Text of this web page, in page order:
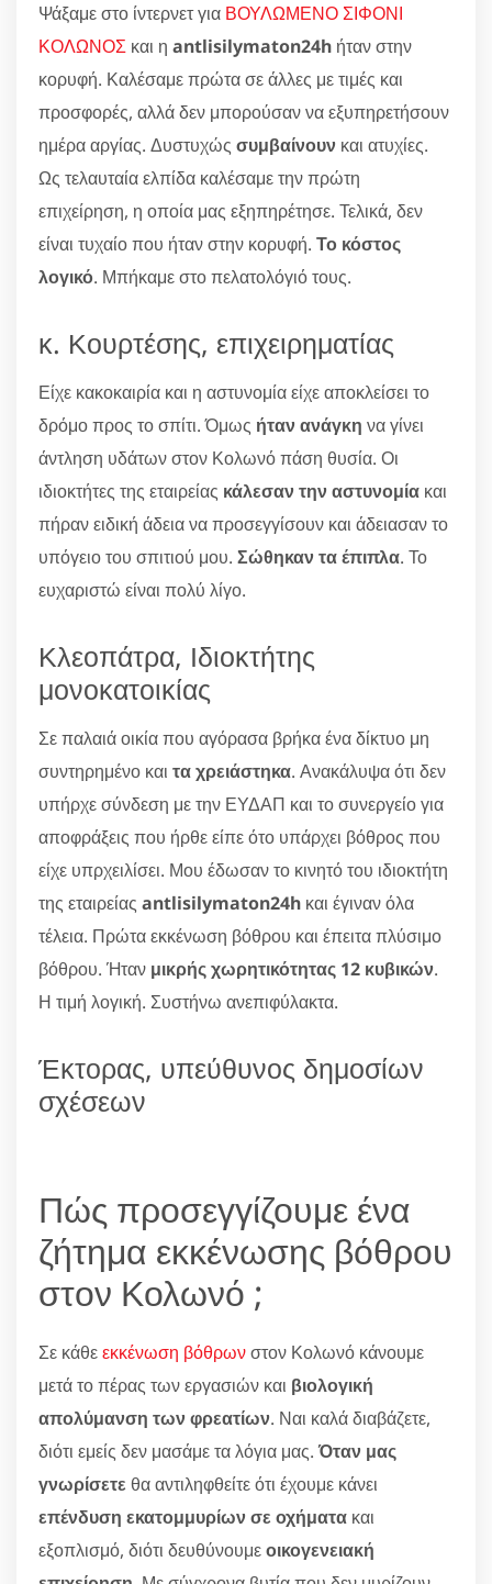
Ψάξαμε στο ίντερνετ για ΒΟΥΛΩΜΕΝΟ ΣΙΦΟΝΙ
ΚΟΛΩΝΟΣ και η antlisilymaton24h ήταν στην
κορυφή. Καλέσαμε πρώτα σε άλλες με τιμές και
προσφορές, αλλά δεν μπορούσαν να εξυπηρετήσουν
ημέρα αργίας. Δυστυχώς συμβαίνουν και ατυχίες.
Ως τελαυταία ελπίδα καλέσαμε την πρώτη
επιχείρηση, η οποία μας εξηπηρέτησε. Τελικά, δεν
είναι τυχαίο που ήταν στην κορυφή. Το κόστος
λογικό. Μπήκαμε στο πελατολόγιό τους.
κ. Κουρτέσης, επιχειρηματίας
Είχε κακοκαιρία και η αστυνομία είχε αποκλείσει το
δρόμο προς το σπίτι. Όμως ήταν ανάγκη να γίνει
άντληση υδάτων στον Κολωνό πάση θυσία. Οι
ιδιοκτήτες της εταιρείας κάλεσαν την αστυνομία και
πήραν ειδική άδεια να προσεγγίσουν και άδειασαν το
υπόγειο του σπιτιού μου. Σώθηκαν τα έπιπλα. Το
ευχαριστώ είναι πολύ λίγο.
Κλεοπάτρα, Ιδιοκτήτης
μονοκατοικίας
Σε παλαιά οικία που αγόρασα βρήκα ένα δίκτυο μη
συντηρημένο και τα χρειάστηκα. Ανακάλυψα ότι δεν
υπήρχε σύνδεση με την ΕΥΔΑΠ και το συνεργείο για
αποφράξεις που ήρθε είπε ότο υπάρχει βόθρος που
είχε υπρχειλίσει. Μου έδωσαν το κινητό του ιδιοκτήτη
της εταιρείας antlisilymaton24h και έγιναν όλα
τέλεια. Πρώτα εκκένωση βόθρου και έπειτα πλύσιμο
βόθρου. Ήταν μικρής χωρητικότητας 12 κυβικών.
Η τιμή λογική. Συστήνω ανεπιφύλακτα.
Έκτορας, υπεύθυνος δημοσίων
σχέσεων
Πώς προσεγγίζουμε ένα
ζήτημα εκκένωσης βόθρου
στον Κολωνό ;
Σε κάθεεκκένωση βόθρωνστον Κολωνό κάνουμε
μετά το πέρας των εργασιών και βιολογική
απολύμανση των φρεατίων. Ναι καλά διαβάζετε,
διότι εμείς δεν μασάμε τα λόγια μας.Όταν μας
γνωρίσετε θα αντιληφθείτε ότι έχουμε κάνει
επένδυση εκατομμυρίων σε οχήματα και
εξοπλισμό, διότι δευθύνουμεοικογενειακή